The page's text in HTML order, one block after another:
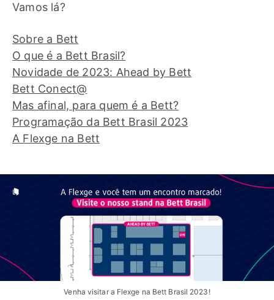
Vamos lá?
Sobre a Bett
O que é a Bett Brasil?
Novidade de 2023: Ahead by Bett
Bett Conect@
Mas afinal, para quem é a Bett?
Programação da Bett Brasil 2023
A Flexge na Bett
Venha visitar a Flexge na Bett Brasil 2023!